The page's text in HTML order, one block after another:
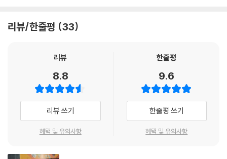
으로 제시하는 책이다. 또한 현시대 세계 정치경제의 도저한 흐름을 한눈
해제에서 “이 책을 다 읽고 덮으면서 드는 생각은 문사철의 위력이다. 보통
찰력을 이 책은 독자에게 선사한다”고 평했다.
한 사회 내부 혹은 국가 간 정치적-이데올로기적 갈등과 이것이 (세계)경
제에 미치는 영향, 역으로 경제가 사회의 정치적-이데올로기적 구조에 작
용하는 힘을 놀라울 정도로 세밀하게 묘파해나가는 이 책은, 현재 우리가
분기들의 가능성을 각 장에서 타진해보고 있다. 유럽(연합)의 정치경제적
리뷰/한줄평 33
리뷰
8.8
리뷰 쓰기
혜택 및 유의사항
한줄평
9.6
한줄평 쓰기
혜택 및 유의사항